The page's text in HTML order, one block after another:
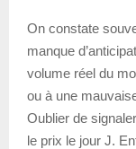
On constate
manque
volume réel du
ou à une
Oublier de
le prix le jour J.